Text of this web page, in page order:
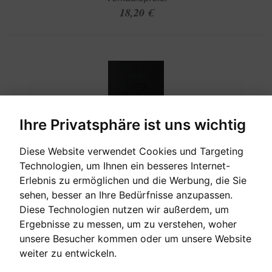
Ihre Privatsphäre ist uns wichtig
Diese Website verwendet Cookies und Targeting
Technologien, um Ihnen ein besseres Internet-
Erlebnis zu ermöglichen und die Werbung, die Sie
sehen, besser an Ihre Bedürfnisse anzupassen.
Diese Technologien nutzen wir außerdem, um
Ergebnisse zu messen, um zu verstehen, woher
unsere Besucher kommen oder um unsere Website
weiter zu entwickeln.
18,20 €
[auf Bestellung]
THE BEST OF YIRUMA
Yiruma